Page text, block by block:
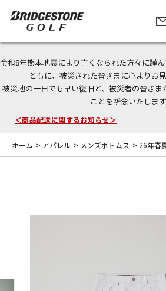
令和8年熊本地震により亡くなられた方々に謹
ともに、被災された皆さまに心よりお
被災地の一日でも早い復旧と、被災者の皆さ
ことを祈念いたします
今なら新規会員登録で1,000円OFFクーポン
＜商品配送に関するお知らせ＞
ホーム > アパレル > メンズボトムス > 26年春